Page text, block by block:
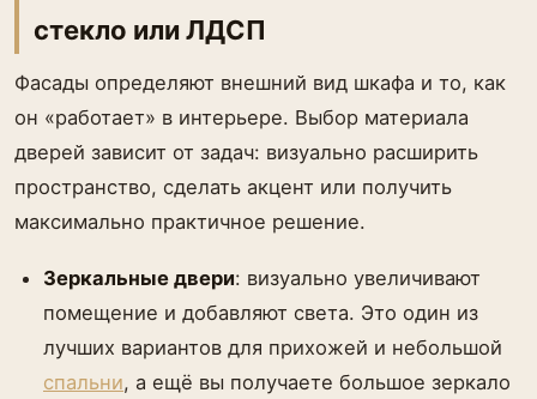
стекло или ЛДСП
Фасады определяют внешний вид шкафа и то, как
он «работает» в интерьере. Выбор материала
дверей зависит от задач: визуально расширить
пространство, сделать акцент или получить
максимально практичное решение.
Зеркальные двери: визуально увеличивают
помещение и добавляют света. Это один из
лучших вариантов для прихожей и небольшой
спальни, а ещё вы получаете большое зеркало